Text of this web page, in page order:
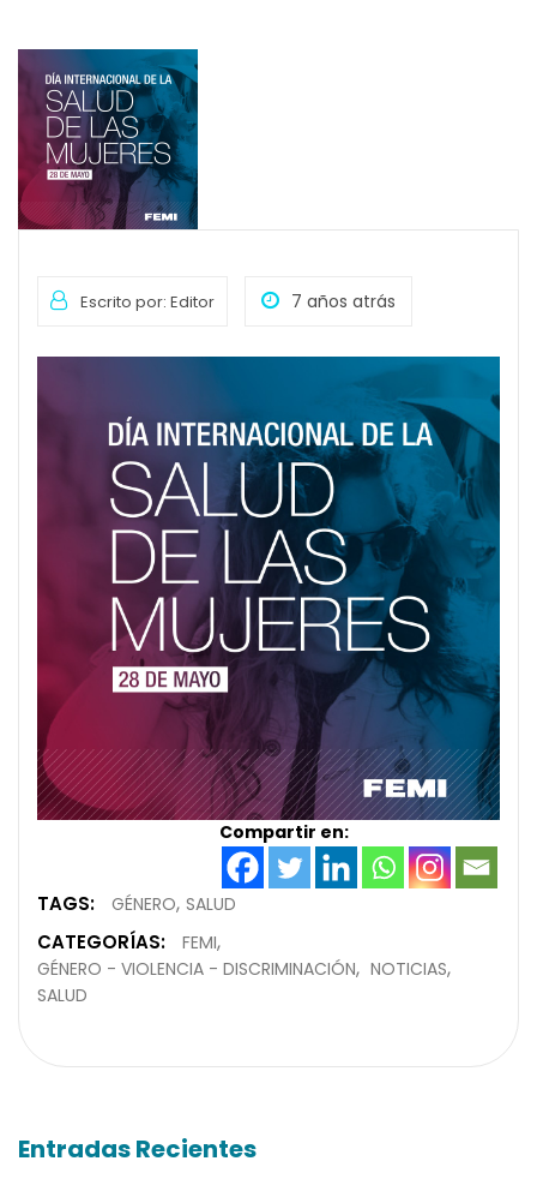
Escrito por: Editor 7 años atrás
Compartir en:
TAGS: GÉNERO SALUD
CATEGORÍAS:
FEMI
GÉNERO - VIOLENCIA - DISCRIMINACIÓN
NOTICIAS
SALUD
Entradas Recientes